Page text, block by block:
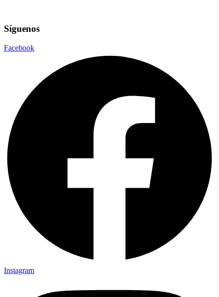
Síguenos
Facebook
Instagram